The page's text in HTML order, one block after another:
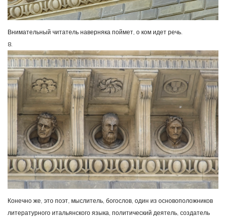
Внимательный читатель наверняка поймет, о ком идет речь.
8.
Конечно же, это поэт, мыслитель, богослов, один из основоположников
литературного итальянского языка, политический деятель, создатель